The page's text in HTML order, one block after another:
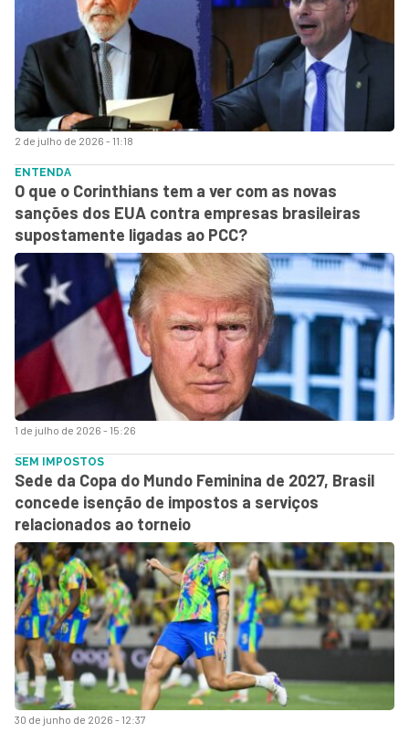
2 de julho de 2026 - 11:18
1 de julho de 2026 - 15:26
ENTENDA
O que o Corinthians tem a ver com as novas
sanções dos EUA contra empresas brasileiras
supostamente ligadas ao PCC?
30 de junho de 2026 - 12:37
SEM IMPOSTOS
Sede da Copa do Mundo Feminina de 2027, Brasil
concede isenção de impostos a serviços
relacionados ao torneio